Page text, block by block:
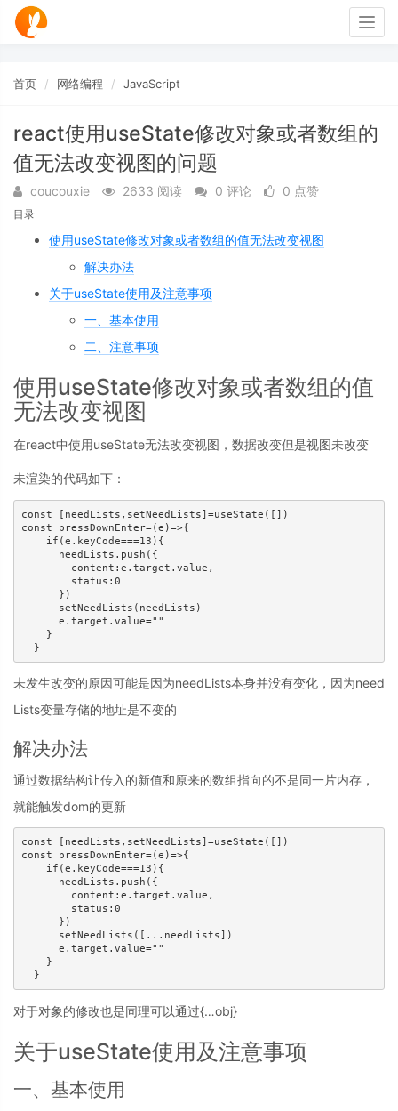
首页 网络编程 JavaScript
react使用useState修改对象或者数组的
值无法改变视图的问题
coucouxie 2633 阅读 0 评论 0 点赞
目录
使用useState修改对象或者数组的值无法改变视图
解决办法
关于useState使用及注意事项
一、基本使用
二、注意事项
使用useState修改对象或者数组的值
无法改变视图
在react中使用useState无法改变视图，数据改变但是视图未改变
未渲染的代码如下：
const [needLists,setNeedLists]=useState([])
const pressDownEnter=(e)=>{
if(e.keyCode===13){
needLists.push({
content:e.target.value,
status:0
})
setNeedLists(needLists)
e.target.value=""
}
}
未发生改变的原因可能是因为needLists本身并没有变化，因为need
Lists变量存储的地址是不变的
解决办法
通过数据结构让传入的新值和原来的数组指向的不是同一片内存，
就能触发dom的更新
const [needLists,setNeedLists]=useState([])
const pressDownEnter=(e)=>{
if(e.keyCode===13){
needLists.push({
content:e.target.value,
status:0
})
setNeedLists([...needLists])
e.target.value=""
}
}
对于对象的修改也是同理可以通过{…obj}
关于useState使用及注意事项
一、基本使用